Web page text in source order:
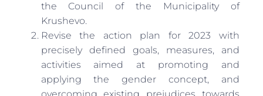
the Council of the Municipality of
Krushevo.
Revise the action plan for 2023 with
precisely defined goals, measures, and
activities aimed at promoting and
applying the gender concept, and